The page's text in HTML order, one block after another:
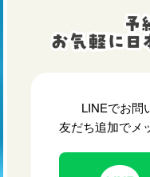
LINEでお問
友だち追加でメ